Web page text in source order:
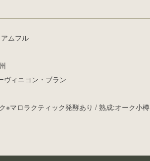
ムフル
ヴィニヨン・ブラン
※マロラクティック発酵あり / 熟成:オーク小樽